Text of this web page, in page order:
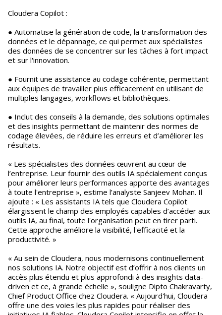
Cloudera Copilot :
● Automatise la génération de code, la transformation des
données et le dépannage, ce qui permet aux spécialistes
des données de se concentrer sur les tâches à fort impact
et sur l'innovation.
● Fournit une assistance au codage cohérente, permettant
aux équipes de travailler plus efficacement en utilisant de
multiples langages, workflows et bibliothèques.
● Inclut des conseils à la demande, des solutions optimales
et des insights permettant de maintenir des normes de
codage élevées, de réduire les erreurs et d’améliorer les
résultats.
« Les spécialistes des données œuvrent au cœur de
l’entreprise. Leur fournir des outils IA spécialement conçus
pour améliorer leurs performances apporte des avantages
à toute l'entreprise », estime l’analyste Sanjeev Mohan. Il
ajoute : « Les assistants IA tels que Cloudera Copilot
élargissent le champ des employés capables d’accéder aux
outils IA, au final, toute l'organisation peut en tirer parti.
Cette approche améliore la visibilité, l'efficacité et la
productivité. »
« Au sein de Cloudera, nous modernisons continuellement
nos solutions IA. Notre objectif est d’offrir à nos clients un
accès plus étendu et plus approfondi à des insights data-
driven et ce, à grande échelle », souligne Dipto Chakravarty,
Chief Product Office chez Cloudera. « Aujourd'hui, Cloudera
offre une des voies les plus rapides pour réaliser des